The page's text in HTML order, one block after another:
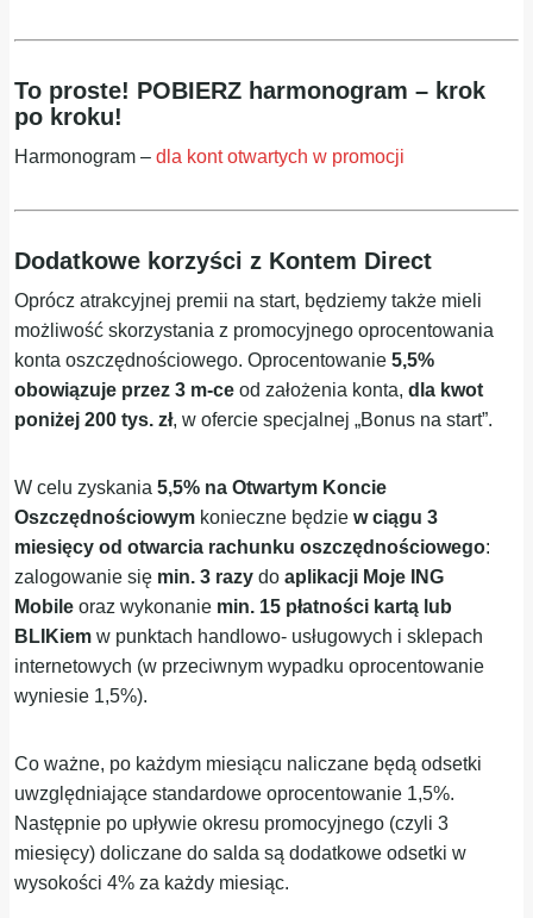
To proste! POBIERZ harmonogram – krok
po kroku!
Harmonogram –dla kont otwartych w promocji
Dodatkowe korzyści z Kontem Direct
Oprócz atrakcyjnej premii na start, będziemy także mieli
możliwość skorzystania z promocyjnego oprocentowania
konta oszczędnościowego. Oprocentowanie5,5%
obowiązuje przez 3 m-ce od założenia konta,dla kwot
poniżej 200 tys. zł, w ofercie specjalnej „Bonus na start”.
W celu zyskania5,5% na Otwartym Koncie
Oszczędnościowym konieczne będziew ciągu 3
miesięcy od otwarcia rachunku oszczędnościowego:
zalogowanie się min. 3 razy doaplikacji Moje ING
Mobile oraz wykonanie min. 15 płatności kartą lub
BLIKiem w punktach handlowo- usługowych i sklepach
internetowych (w przeciwnym wypadku oprocentowanie
wyniesie 1,5%).
Co ważne, po każdym miesiącu naliczane będą odsetki
uwzględniające standardowe oprocentowanie 1,5%.
Następnie po upływie okresu promocyjnego (czyli 3
miesięcy) doliczane do salda są dodatkowe odsetki w
wysokości 4% za każdy miesiąc.